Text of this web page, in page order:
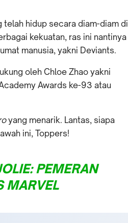
telah hidup secara diam-diam di
kekuatan, ras ini nantinya
manusia, yakni Deviants.
oleh Chloe Zhao yakni
Awards ke-93 atau
yang menarik. Lantas, siapa
ini, Toppers!
PEMERAN
MARVEL